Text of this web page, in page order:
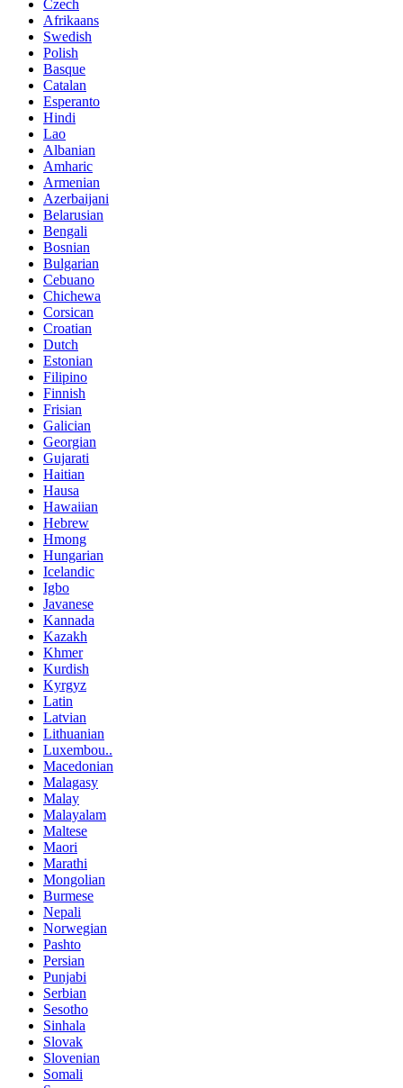
Czech
Afrikaans
Swedish
Polish
Basque
Catalan
Esperanto
Hindi
Lao
Albanian
Amharic
Armenian
Azerbaijani
Belarusian
Bengali
Bosnian
Bulgarian
Cebuano
Chichewa
Corsican
Croatian
Dutch
Estonian
Filipino
Finnish
Frisian
Galician
Georgian
Gujarati
Haitian
Hausa
Hawaiian
Hebrew
Hmong
Hungarian
Icelandic
Igbo
Javanese
Kannada
Kazakh
Khmer
Kurdish
Kyrgyz
Latin
Latvian
Lithuanian
Luxembou..
Macedonian
Malagasy
Malay
Malayalam
Maltese
Maori
Marathi
Mongolian
Burmese
Nepali
Norwegian
Pashto
Persian
Punjabi
Serbian
Sesotho
Sinhala
Slovak
Slovenian
Somali